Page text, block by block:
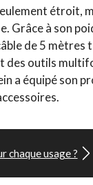
étroit,
Grâce à son
de 5 mètres
des outils
a équipé son
chaque usage ?